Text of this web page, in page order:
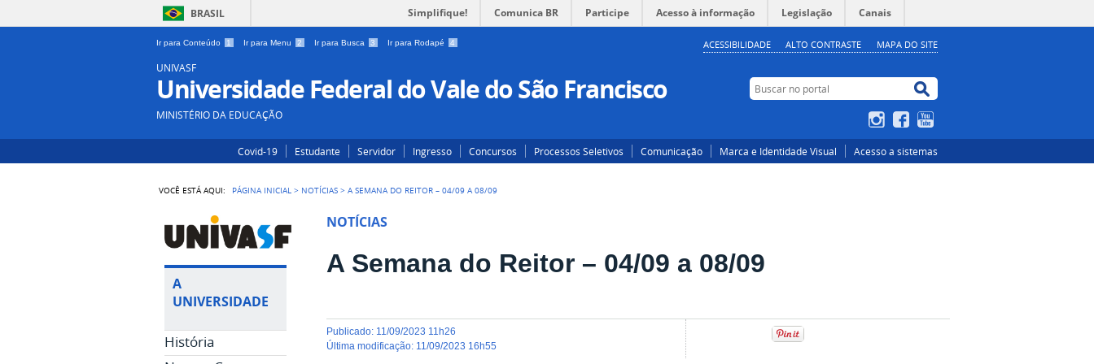
BRASIL Simplifique! Comunica BR Participe Acesso à informação Legislação Canais
Ir para Conteúdo 1 Ir para Menu 2 Ir para Busca 3 Ir para Rodapé 4 ACESSIBILIDADE ALTO CONTRASTE MAPA DO SITE
UNIVASF
Universidade Federal do Vale do São Francisco
MINISTÉRIO DA EDUCAÇÃO
Buscar no portal
Buscar no portal
InstagramFacebook
Covid-19 Estudante Servidor Ingresso Concursos Processos Seletivos Comunicação Marca e Identidade Visual Acesso a sistemas
VOCÊ ESTÁ AQUI: PÁGINA INICIAL > NOTÍCIAS >A SEMANA DO REITOR – 04/09 A 08/09
A
UNIVERSIDADE
História
NOTÍCIAS
A Semana do Reitor – 04/09 a 08/09
publicado: 11/09/2023 11h26
última modificação: 11/09/2023 16h55